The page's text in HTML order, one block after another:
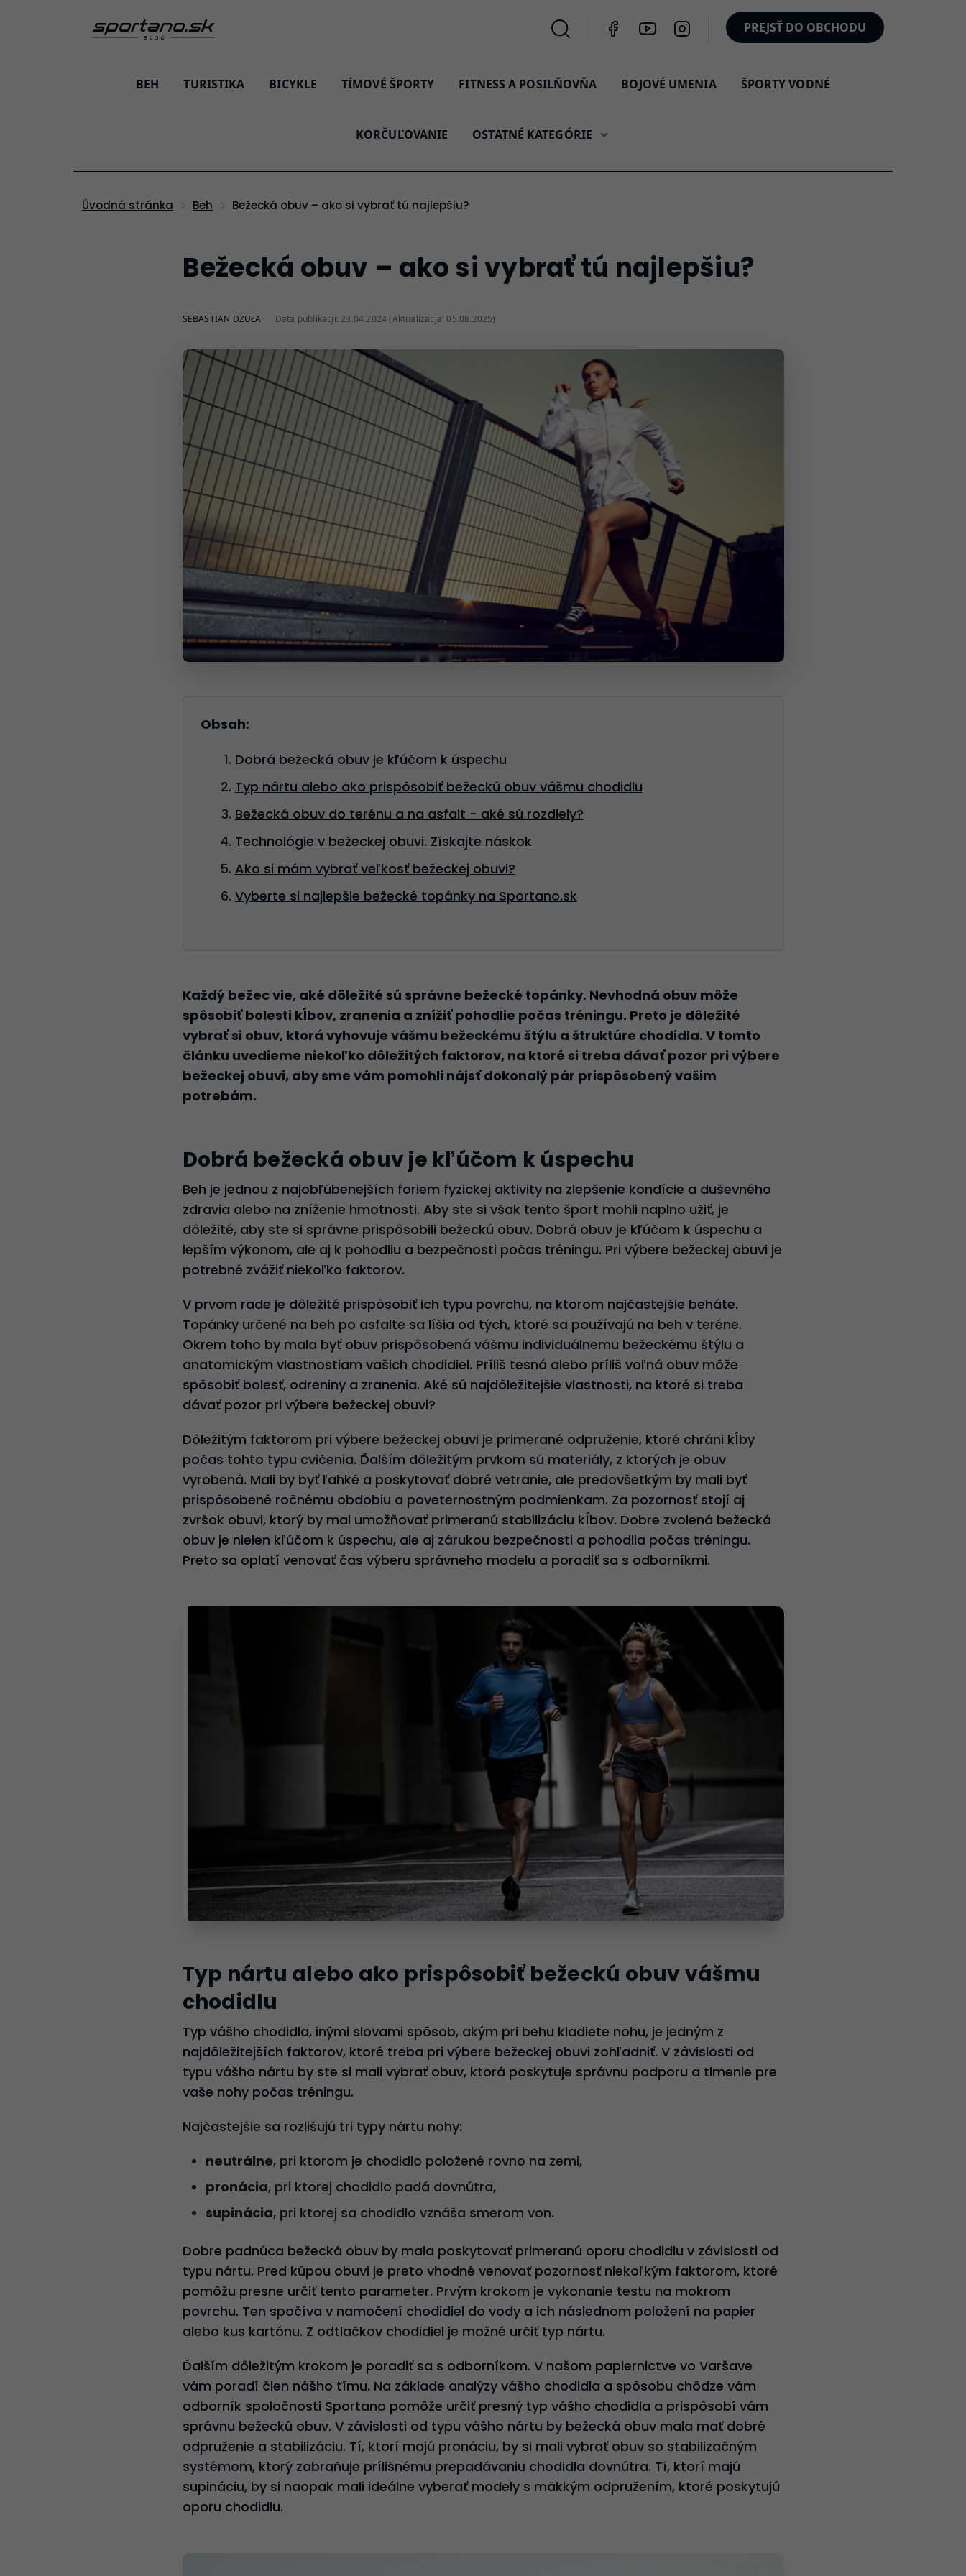
PREJSŤ DO OBCHODU
BEH TURISTIKA BICYKLE TÍMOVÉ ŠPORTY FITNESS A POSILŇOVŇA BOJOVÉ UMENIA ŠPORTY VODNÉ
KORČUĽOVANIE OSTATNÉ KATEGÓRIE
Úvodná stránka Beh Bežecká obuv – ako si vybrať tú najlepšiu?
Bežecká obuv – ako si vybrať tú najlepšiu?
SEBASTIAN DZUŁA Data publikacji: 23.04.2024 (Aktualizacja: 05.08.2025)
Obsah:
Dobrá bežecká obuv je kľúčom k úspechu
Typ nártu alebo ako prispôsobiť bežeckú obuv vášmu chodidlu
Bežecká obuv do terénu a na asfalt - aké sú rozdiely?
Technológie v bežeckej obuvi. Získajte náskok
Ako si mám vybrať veľkosť bežeckej obuvi?
Vyberte si najlepšie bežecké topánky na Sportano.sk
Každý bežec vie, aké dôležité sú správne bežecké topánky. Nevhodná obuv môže
spôsobiť bolesti kĺbov, zranenia a znížiť pohodlie počas tréningu. Preto je dôležité
vybrať si obuv, ktorá vyhovuje vášmu bežeckému štýlu a štruktúre chodidla. V tomto
článku uvedieme niekoľko dôležitých faktorov, na ktoré si treba dávať pozor pri výbere
bežeckej obuvi, aby sme vám pomohli nájsť dokonalý pár prispôsobený vašim
potrebám.
Dobrá bežecká obuv je kľúčom k úspechu
Beh je jednou z najobľúbenejších foriem fyzickej aktivity na zlepšenie kondície a duševného
zdravia alebo na zníženie hmotnosti. Aby ste si však tento šport mohli naplno užiť, je
dôležité, aby ste si správne prispôsobili bežeckú obuv. Dobrá obuv je kľúčom k úspechu a
lepším výkonom, ale aj k pohodliu a bezpečnosti počas tréningu. Pri výbere bežeckej obuvi je
potrebné zvážiť niekoľko faktorov.
V prvom rade je dôležité prispôsobiť ich typu povrchu, na ktorom najčastejšie beháte.
Topánky určené na beh po asfalte sa líšia od tých, ktoré sa používajú na beh v teréne.
Okrem toho by mala byť obuv prispôsobená vášmu individuálnemu bežeckému štýlu a
anatomickým vlastnostiam vašich chodidiel. Príliš tesná alebo príliš voľná obuv môže
spôsobiť bolesť, odreniny a zranenia. Aké sú najdôležitejšie vlastnosti, na ktoré si treba
dávať pozor pri výbere bežeckej obuvi?
Dôležitým faktorom pri výbere bežeckej obuvi je primerané odpruženie, ktoré chráni kĺby
počas tohto typu cvičenia. Ďalším dôležitým prvkom sú materiály, z ktorých je obuv
vyrobená. Mali by byť ľahké a poskytovať dobré vetranie, ale predovšetkým by mali byť
prispôsobené ročnému obdobiu a poveternostným podmienkam. Za pozornosť stojí aj
zvršok obuvi, ktorý by mal umožňovať primeranú stabilizáciu kĺbov. Dobre zvolená bežecká
obuv je nielen kľúčom k úspechu, ale aj zárukou bezpečnosti a pohodlia počas tréningu.
Preto sa oplatí venovať čas výberu správneho modelu a poradiť sa s odborníkmi.
Typ nártu alebo ako prispôsobiť bežeckú obuv vášmu
chodidlu
Typ vášho chodidla, inými slovami spôsob, akým pri behu kladiete nohu, je jedným z
najdôležitejších faktorov, ktoré treba pri výbere bežeckej obuvi zohľadniť. V závislosti od
typu vášho nártu by ste si mali vybrať obuv, ktorá poskytuje správnu podporu a tlmenie pre
vaše nohy počas tréningu.
Najčastejšie sa rozlišujú tri typy nártu nohy:
neutrálne, pri ktorom je chodidlo položené rovno na zemi,
pronácia, pri ktorej chodidlo padá dovnútra,
supinácia, pri ktorej sa chodidlo vznáša smerom von.
Dobre padnúca bežecká obuv by mala poskytovať primeranú oporu chodidlu v závislosti od
typu nártu. Pred kúpou obuvi je preto vhodné venovať pozornosť niekoľkým faktorom, ktoré
pomôžu presne určiť tento parameter. Prvým krokom je vykonanie testu na mokrom
povrchu. Ten spočíva v namočení chodidiel do vody a ich následnom položení na papier
alebo kus kartónu. Z odtlačkov chodidiel je možné určiť typ nártu.
Ďalším dôležitým krokom je poradiť sa s odborníkom. V našom papiernictve vo Varšave
vám poradí člen nášho tímu. Na základe analýzy vášho chodidla a spôsobu chôdze vám
odborník spoločnosti Sportano pomôže určiť presný typ vášho chodidla a prispôsobí vám
správnu bežeckú obuv. V závislosti od typu vášho nártu by bežecká obuv mala mať dobré
odpruženie a stabilizáciu. Tí, ktorí majú pronáciu, by si mali vybrať obuv so stabilizačným
systémom, ktorý zabraňuje prílišnému prepadávaniu chodidla dovnútra. Tí, ktorí majú
supináciu, by si naopak mali ideálne vyberať modely s mäkkým odpružením, ktoré poskytujú
oporu chodidlu.